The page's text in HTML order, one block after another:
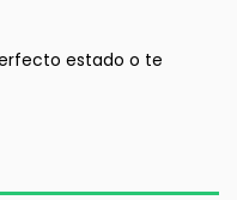
estado o te